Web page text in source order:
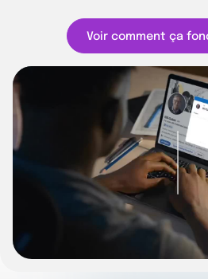
Voir comment ça